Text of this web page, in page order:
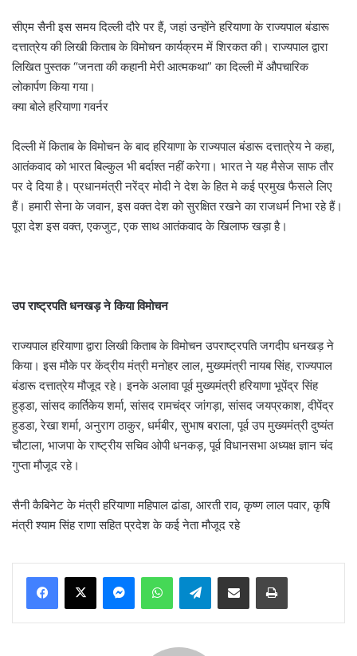
सीएम सैनी इस समय दिल्ली दौरे पर हैं, जहां उन्होंने हरियाणा के राज्यपाल बंडारू
दत्तात्रेय की लिखी किताब के विमोचन कार्यक्रम में शिरकत की। राज्यपाल द्वारा
लिखित पुस्तक “जनता की कहानी मेरी आत्मकथा” का दिल्ली में औपचारिक
लोकार्पण किया गया।
क्या बोले हरियाणा गवर्नर
दिल्ली में किताब के विमोचन के बाद हरियाणा के राज्यपाल बंडारू दत्तात्रेय ने कहा,
आतंकवाद को भारत बिल्कुल भी बर्दाश्त नहीं करेगा। भारत ने यह मैसेज साफ तौर
पर दे दिया है। प्रधानमंत्री नरेंद्र मोदी ने देश के हित मे कई प्रमुख फैसले लिए
हैं। हमारी सेना के जवान, इस वक्त देश को सुरक्षित रखने का राजधर्म निभा रहे हैं।
पूरा देश इस वक्त, एकजुट, एक साथ आतंकवाद के खिलाफ खड़ा है।
उप राष्ट्रपति धनखड़ ने किया विमोचन
राज्यपाल हरियाणा द्वारा लिखी किताब के विमोचन उपराष्ट्रपति जगदीप धनखड़ ने
किया। इस मौके पर केंद्रीय मंत्री मनोहर लाल, मुख्यमंत्री नायब सिंह, राज्यपाल
बंडारू दत्तात्रेय मौजूद रहे। इनके अलावा पूर्व मुख्यमंत्री हरियाणा भूपेंद्र सिंह
हुड्डा, सांसद कार्तिकेय शर्मा, सांसद रामचंद्र जांगड़ा, सांसद जयप्रकाश, दीपेंद्र
हुडडा, रेखा शर्मा, अनुराग ठाकुर, धर्मबीर, सुभाष बराला, पूर्व उप मुख्यमंत्री दुष्यंत
चौटाला, भाजपा के राष्ट्रीय सचिव ओपी धनकड़, पूर्व विधानसभा अध्यक्ष ज्ञान चंद
गुप्ता मौजूद रहे।
सैनी कैबिनेट के मंत्री हरियाणा महिपाल ढांडा, आरती राव, कृष्ण लाल पवार, कृषि
मंत्री श्याम सिंह राणा सहित प्रदेश के कई नेता मौजूद रहे
MessengerWhatsAppTelegramShare via Email Print